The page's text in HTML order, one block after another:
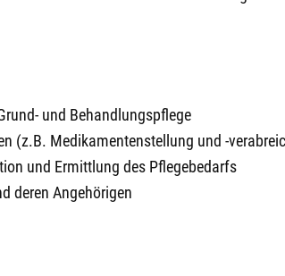
und Behandlungspflege
(z.B. Medikamentenstellung und -
und Ermittlung des Pflegebedarfs
deren Angehörigen